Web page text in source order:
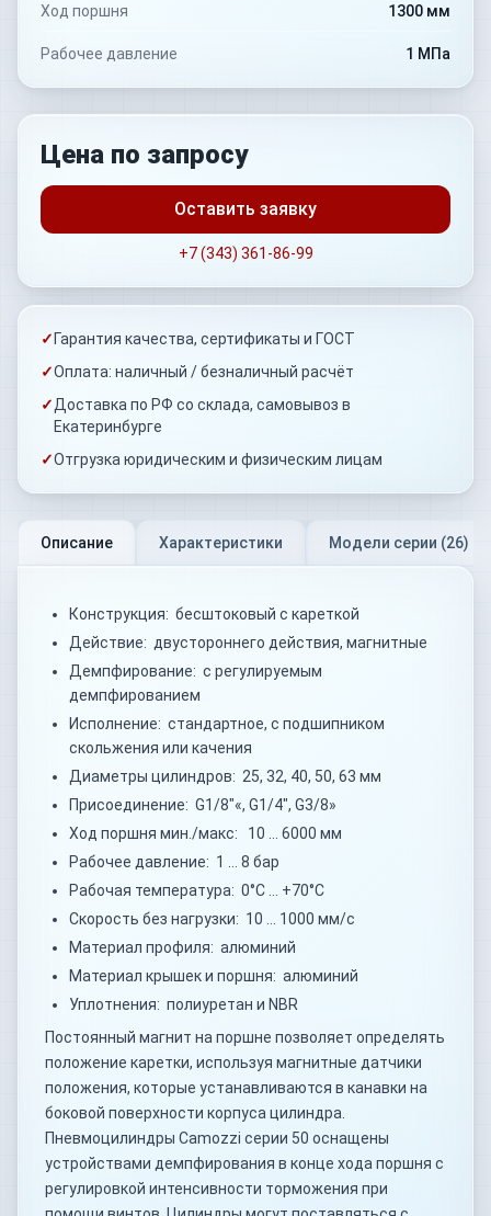
Ход поршня 1300 мм
Рабочее давление 1 МПа
Цена по запросу
Оставить заявку
+7 (343) 361-86-99
✓ Гарантия качества, сертификаты и ГОСТ
✓Оплата: наличный / безналичный расчёт
✓Доставка по РФ со склада, самовывоз в
Екатеринбурге
✓Отгрузка юридическим и физическим лицам
Описание Характеристики Модели серии (26)
Конструкция: бесштоковый с кареткой
Действие: двустороннего действия, магнитные
Демпфирование: с регулируемым
демпфированием
Исполнение: стандартное, с подшипником
скольжения или качения
Диаметры цилиндров: 25, 32, 40, 50, 63 мм
Присоединение: G1/8"«, G1/4", G3/8»
Ход поршня мин./макс: 10 … 6000 мм
Рабочее давление: 1 … 8 бар
Рабочая температура: 0°C … +70°C
Скорость без нагрузки: 10 … 1000 мм/с
Материал профиля: алюминий
Материал крышек и поршня: алюминий
Уплотнения: полиуретан и NBR
Постоянный магнит на поршне позволяет определять
положение каретки, используя магнитные датчики
положения, которые устанавливаются в канавки на
боковой поверхности корпуса цилиндра.
Пневмоцилиндры Camozzi серии 50 оснащены
устройствами демпфирования в конце хода поршня с
регулировкой интенсивности торможения при